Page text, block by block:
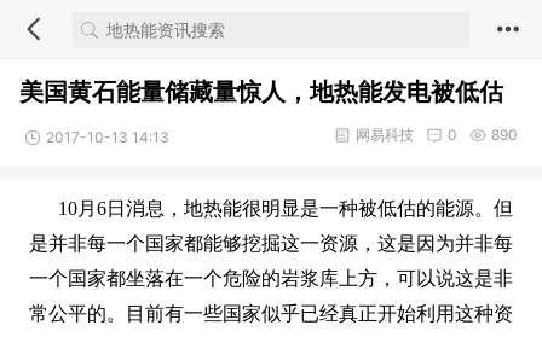
美国黄石能量储藏量惊人，地热能发电被低估
2017-10-13 14:13 890
0
网易科技
10月6日消息，地热能很明显是一种被低估的能源。但
是并非每一个国家都能够挖掘这一资源，这是因为并非每
一个国家都坐落在一个危险的岩浆库上方，可以说这是非
常公平的。目前有一些国家似乎已经真正开始利用这种资